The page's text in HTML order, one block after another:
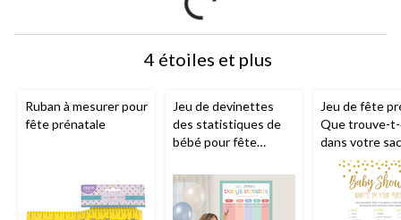
4 étoiles et plus
Ruban à mesurer pour
fête prénatale
Jeu de devinettes
des statistiques de
bébé pour fête
pastel
Jeu de fête
Que trouve-
dans votre
main?, paq. 24